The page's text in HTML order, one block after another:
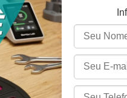
PET. Através da
material muito resistente,
A escolha deste será
impactos. Se
parâmetros de
°C na temperatura de